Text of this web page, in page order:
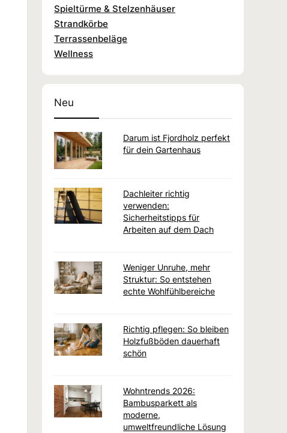
Spieltürme & Stelzenhäuser
Strandkörbe
Terrassenbeläge
Wellness
Neu
Darum ist Fjordholz perfekt
für dein Gartenhaus
Dachleiter richtig
verwenden:
Sicherheitstipps für
Arbeiten auf dem Dach
Weniger Unruhe, mehr
Struktur: So entstehen
echte Wohlfühlbereiche
Richtig pflegen: So bleiben
Holzfußböden dauerhaft
schön
Wohntrends 2026:
Bambusparkett als
moderne,
umweltfreundliche Lösung